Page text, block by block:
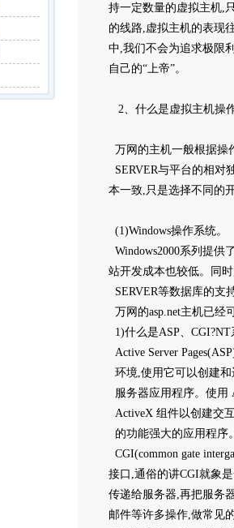
持一定数量的虚拟主机,
的线路,虚拟主机的表现
中,我们不会为追求极限
自己的“上帝”。
2、什么是虚拟主机操
万网的主机一般根据操
SERVER与平台的相对
本一致,只是选择不同的
(1)Windows操作系统。
Windows2000系列提供
站开发成本也较低。同
SERVER等数据库的支
万网的asp.net主机已经
1)什么是ASP、
Active Server
环境,使用它可以创建
服务器应用程序。使用
ActiveX 组件以创建交
的功能强大的应用程序
CGI(common gate
接口,通俗的讲CGI就象
传递给服务器,再把服务
邮件等许多操作,做常见